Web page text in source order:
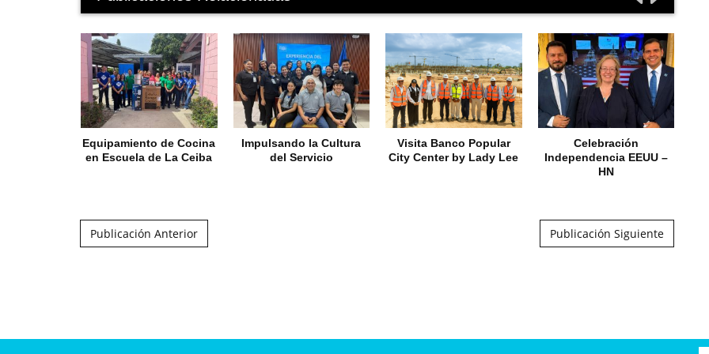
Equipamiento de Cocina
en Escuela de La Ceiba
Impulsando la Cultura
del Servicio
Visita Banco Popular
City Center by Lady Lee
Celebración
Independencia EEUU –
HN
Publicación Anterior Publicación Siguiente